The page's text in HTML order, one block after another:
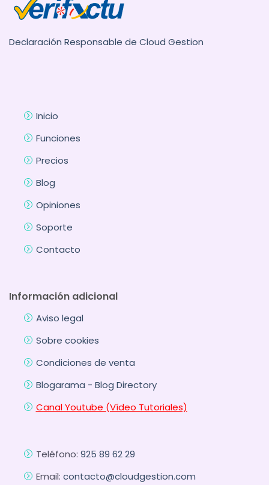
Declaración Responsable de Cloud Gestion
Inicio
Funciones
Precios
Blog
Opiniones
Soporte
Contacto
Información adicional
Aviso legal
Sobre cookies
Condiciones de venta
Blogarama - Blog Directory
Canal Youtube (Vídeo Tutoriales)
Teléfono: 925 89 62 29
Email: contacto@cloudgestion.com